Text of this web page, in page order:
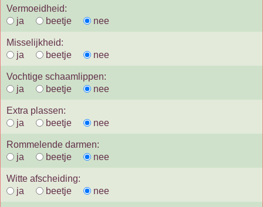
Vermoeidheid:
ja
beetje nee
Misselijkheid:
ja
beetje nee
Vochtige schaamlippen:
ja
beetje nee
Extra plassen:
ja
beetje nee
Rommelende darmen:
ja
beetje nee
Witte afscheiding:
ja
beetje nee